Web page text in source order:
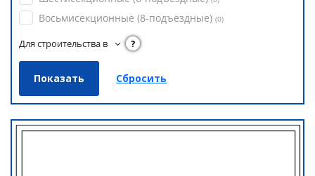
Восьмисекционные (8-подъездные) (0)
Для строительства в ?